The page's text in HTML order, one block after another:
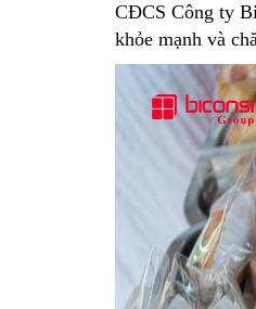
CĐCS Công ty
khỏe mạnh và